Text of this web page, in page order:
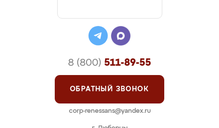
8 (800) 511-89-55
ОБРАТНЫЙ ЗВОНОК
corp-renessans@yandex.ru